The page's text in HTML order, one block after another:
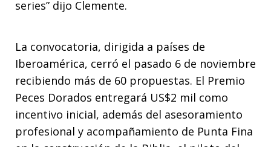
series” dijo Clemente.
La convocatoria, dirigida a países de
Iberoamérica, cerró el pasado 6 de noviembre
recibiendo más de 60 propuestas. El Premio
Peces Dorados entregará US$2 mil como
incentivo inicial, además del asesoramiento
profesional y acompañamiento de Punta Fina